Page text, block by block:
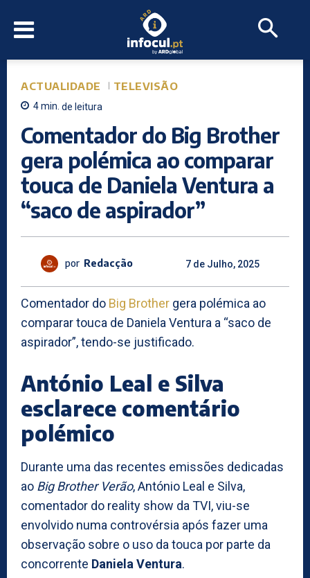
ACTUALIDADE TELEVISÃO
4min. de leitura
Comentador do Big Brother
gera polémica ao comparar
touca de Daniela Ventura a
“saco de aspirador”
por Redacção 7 de Julho, 2025
Comentador do Big Brother gera polémica ao
comparar touca de Daniela Ventura a “saco de
aspirador”, tendo-se justificado.
António Leal e Silva
esclarece comentário
polémico
Durante uma das recentes emissões dedicadas
ao Big Brother Verão, António Leal e Silva,
comentador do reality show da TVI, viu-se
envolvido numa controvérsia após fazer uma
observação sobre o uso da touca por parte da
concorrente Daniela Ventura.